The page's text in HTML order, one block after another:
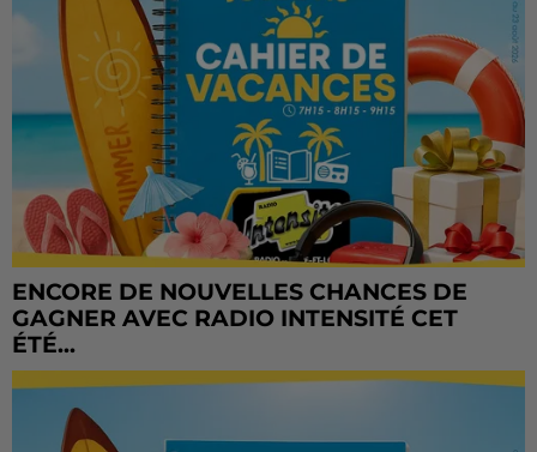
ENCORE DE NOUVELLES CHANCES DE
GAGNER AVEC RADIO INTENSITÉ CET
ÉTÉ...